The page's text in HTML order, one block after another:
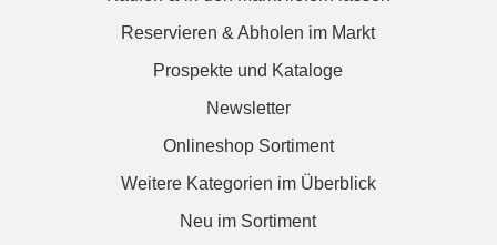
Reservieren & Abholen im Markt
Prospekte und Kataloge
Newsletter
Onlineshop Sortiment
Weitere Kategorien im Überblick
Neu im Sortiment